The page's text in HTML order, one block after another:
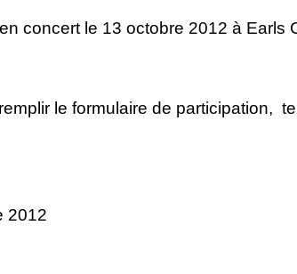
concert le 13 octobre 2012 à Earls
le formulaire de participation,
2012